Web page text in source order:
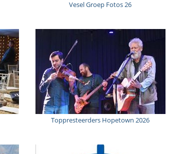
Vesel Groep Fotos 26
Toppresteerders Hopetown 2026